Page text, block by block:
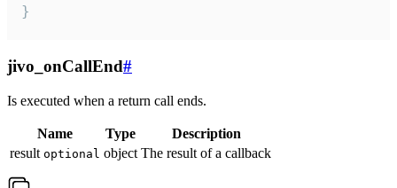
}
jivo_onCallEnd#
Is executed when a return call ends.
Name Type
Description
result optional object The result of a callback